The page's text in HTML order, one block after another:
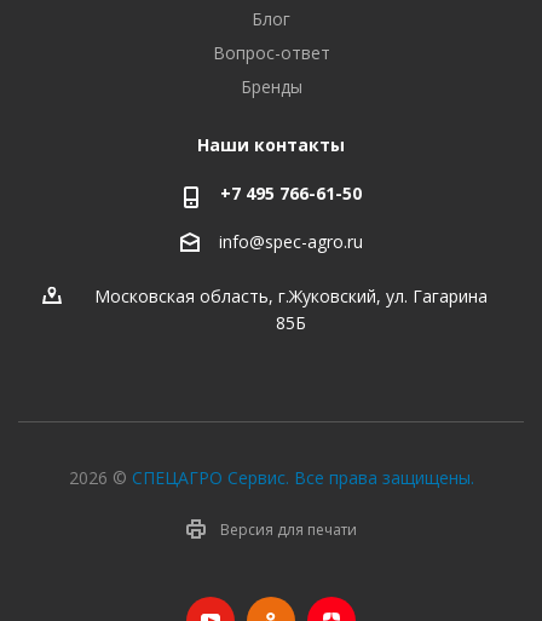
Блог
Вопрос-ответ
Бренды
Наши контакты
+7 495 766-61-50
info@spec-agro.ru
Московская область, г.Жуковский, ул. Гагарина
85Б
2026 © СПЕЦАГРО Сервис. Все права защищены.
Версия для печати